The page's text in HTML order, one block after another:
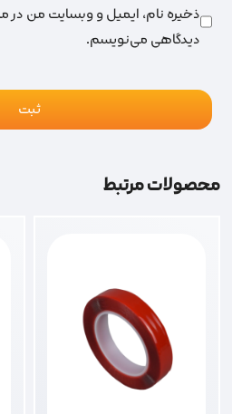
ذخیره نام، ایمیل و وبسایت من در
دیدگاهی می‌نویسم.
محصولات مرتبط